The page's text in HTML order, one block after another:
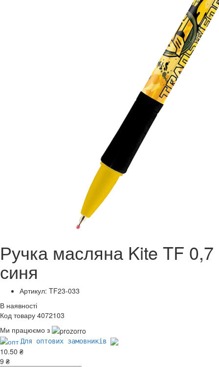
Ручка масляна Kite TF 0,7
синя
Артикул: TF23-033
В наявності
Код товару 4072103
Ми працюємо з
Для оптових замовників
10.50 ₴
9 ₴